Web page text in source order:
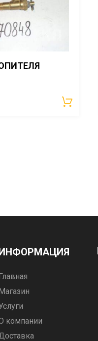
Главная
Магазин
компании